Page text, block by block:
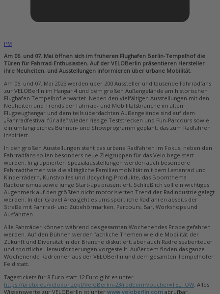
PM
Am 06. und 07. Mai öffnen sich im früheren Flughafen Berlin-Tempelhof die
Türen für Fahrrad-Enthusiasten. Auf der VELOBerlin präsentieren Hersteller
ihre Neuheiten, und Ausstellungen informieren über urbane Mobilität.
Am 06. und 07. Mai 2023 werden über 200 Aussteller und tausende Fahrradfans
zur VELOBerlin im Hangar 4 und dem großen Außengelände am historischen
Flughafen Tempelhof erwartet. Neben den vielfältigen Ausstellungen mit den
Neuheiten und Trends der Fahrrad- und Mobilitätsbranche im alten
Flugzeughangar und dem teils überdachten Außengelände sind auf dem
„Fahrradfestival für alle“ wieder riesige Teststrecken und Fun-Parcours sowie
ein umfangreiches Bühnen- und Showprogramm geplant, das zum Radfahren
inspiriert.
In den großen Ausstellungen steht das urbane Radfahren im Fokus, neben den
Fahrradfans sollen besonders neue Zielgruppen für das Velo begeistert
werden. In gruppierten Spezialausstellungen werden auch besondere
Fahrradthemen wie die alltägliche Familienmobilität mit dem Lastenrad und
Kinderrädern, Kunstvolles und Upcycling-Produkte, das Boomthema
Radtourismus sowie junge Start-ups präsentiert. Schließlich soll ein wichtiges
Augenmerk auf den größten nicht motorisierten Trend der Radindustrie gelegt
werden: In der Gravel Area geht es ums sportliche Radfahren abseits der
Straße mit Fahrrad- und Zubehörmarken, Parcours, Bar, Workshops und
Ausfahrten.
Alle Fahrräder können während des gesamten Wochenendes Probe gefahren
werden. Auf den Bühnen werden fachliche Themen wie die Mobilität der
Zukunft und Diversität in der Branche diskutiert, aber auch Radreiseabenteuer
und sportliche Herausforderungen vorgestellt. Außerdem finden das ganze
Wochenende Radrennen aus der VELOBerlin und dem gesamten Tempelhofer
Feld statt.
Tagestickets für 8 Euro statt 12 Euro gibt es unter
https://pretix.eu/velokonzept/VeloBerlin-23/redeem?voucher=TELTOW . Alles
Wissenswerte zur VELOBerlin ist unter www.veloberlin.com abrufbar.